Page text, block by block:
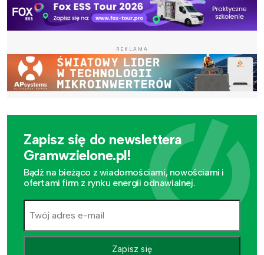
REKLAMA
Zapisz się do newslettera
Gramwzielone.pl!
Bądź na bieżąco z wiadomościami, nowościami i
ofertami firm z rynku energii odnawialnej.
Zapisz się